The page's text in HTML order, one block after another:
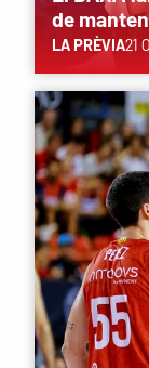
de
LA PRÈVIA21